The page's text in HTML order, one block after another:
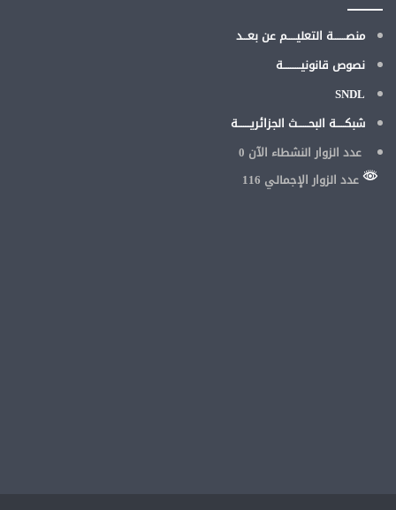
منصـــــــة التعليـــــم عن بعـــد
نصوص قانونيــــــــــة
SNDL
شبكـــــة البحــــــث الجزائريـــــــة
عدد الزوار النشطاء الآن
عدد الزوار الإجمالي 116